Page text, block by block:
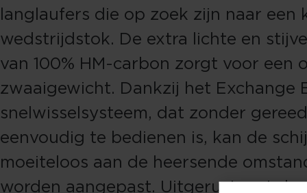
langlaufers die op zoek zijn naar een
wedstrijdstok. De extra lichte en
van 100% HM-carbon zorgt voor een
zwaaigewicht. Dankzij het Exchange
snelwisselsysteem, dat zonder
eenvoudig te bedienen is, kan de
moeiteloos aan de heersende
worden aangepast. Uitgerust met de